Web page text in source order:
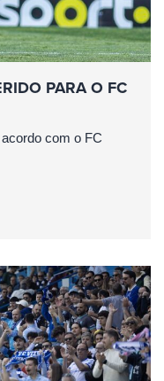
PARA O FC
com o FC